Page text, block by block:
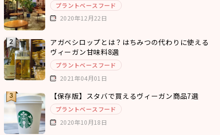
プラントベースフード
2020年12月22日
アガベシロップとは？はちみつの代わりに使える
ヴィーガン甘味料8選
プラントベースフード
2021年04月01日
【保存版】スタバで買えるヴィーガン商品7選
プラントベースフード
2020年10月18日